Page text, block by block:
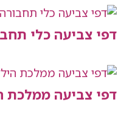
כלי תחבורה
ממלכת הילדים